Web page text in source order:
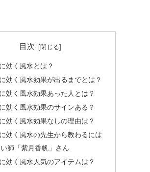
目次
効く風水とは？
効く風水効果が出るまでとは？
効く風水効果あった人とは？
効く風水効果のサインある？
効く風水効果なしの理由は？
効く風水の先生から教わるには
師「紫月香帆」さん
効く風水人気のアイテムは？